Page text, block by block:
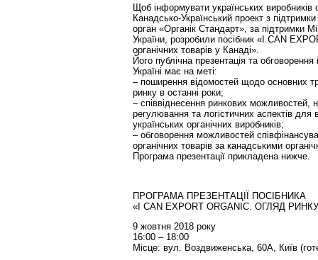
Щоб інформувати українських виробників
Канадсько-Український проект з
орган «Органік Стандарт», за підтримки
України, розробили посібник «I CAN
органічних товарів у Канаді».
Його публічна презентація та
Україні має на меті:
– поширення відомостей щодо основних
ринку в останні роки;
– співвіднесення ринкових можливостей,
регулювання та логістичних аспектів
українських органічних виробників;
– обговорення можливостей
органічних товарів за канадськими
Програма презентації прикладена нижче.
ПРОГРАМА ПРЕЗЕНТАЦІЇ ПОСІБНИКА
«I CAN EXPORT ORGANIC. ОГЛЯД
9 жовтня 2018 року
16:00 – 18:00
Місце: вул. Воздвиженська, 60А, Київ